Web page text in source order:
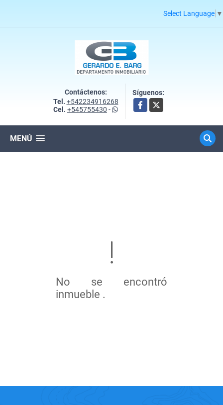
Select Language ▼
Contáctenos:
Tel. +542234916268
Cel. +545755430 -
Síguenos:
Facebook
X
MENÚ
No se encontró
inmueble .